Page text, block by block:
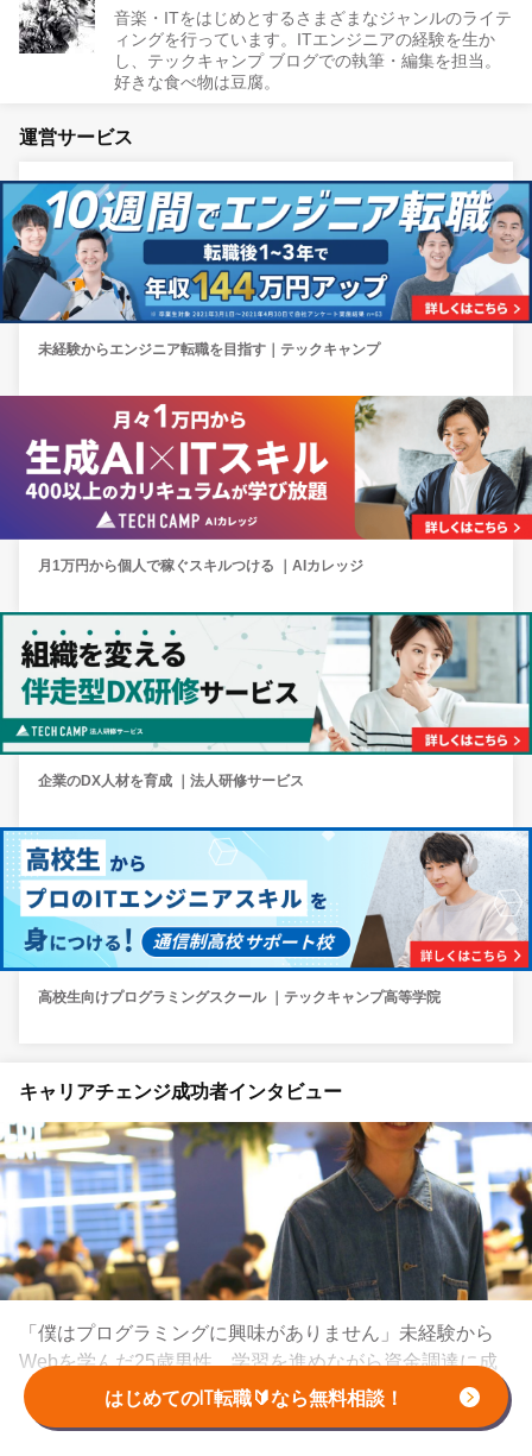
はじめてのIT転職🔰なら無料相談！
音楽・ITをはじめとするさまざまなジャンルのライテ
ィングを行っています。ITエンジニアの経験を生か
し、テックキャンプ ブログでの執筆・編集を担当。
好きな食べ物は豆腐。
運営サービス
未経験からエンジニア転職を目指す｜テックキャンプ
月1万円から個人で稼ぐスキルつける ｜AIカレッジ
企業のDX人材を育成 ｜法人研修サービス
高校生向けプログラミングスクール ｜テックキャンプ高等学院
キャリアチェンジ成功者インタビュー
「僕はプログラミングに興味がありません」未経験から
Webを学んだ25歳男性。学習を進めながら資金調達に成
功した秘訣